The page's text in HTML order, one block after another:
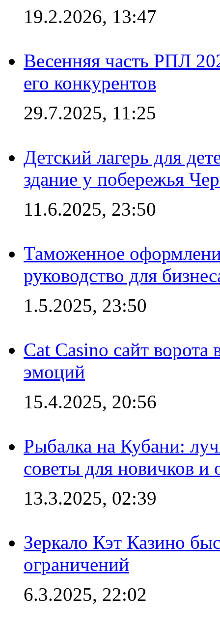
19.2.2026, 13:47
Весенняя часть РПЛ
его конкурентов
29.7.2025, 11:25
Детский лагерь для
здание у побережья
11.6.2025, 23:50
Таможенное
руководство для
1.5.2025, 23:50
Cat Casino сайт
эмоций
15.4.2025, 20:56
Рыбалка на Кубани:
советы для новичков
13.3.2025, 02:39
Зеркало Кэт Казино
ограничений
6.3.2025, 22:02